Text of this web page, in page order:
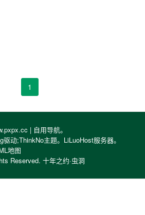
1
| 自用导航。
驱动;ThinkNo主题。 LiLuoHost服务器。
地图
Reserved. 十年之约·虫洞